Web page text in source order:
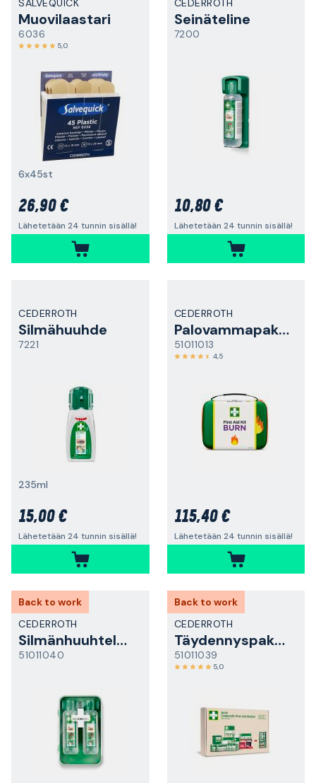
SALVEQUICK
Muovilaastari
6036
5,0
6x45st
26,90 €
Lähetetään 24 tunnin sisällä!
CEDERROTH
Seinäteline
7200
10,80 €
Lähetetään 24 tunnin sisällä!
CEDERROTH
Silmähuuhde
7221
235ml
15,00 €
Lähetetään 24 tunnin sisällä!
CEDERROTH
Palovammapakkaus
51011013
4,5
115,40 €
Lähetetään 24 tunnin sisällä!
Back to work
CEDERROTH
Silmänhuuhtelukaappi
51011040
Back to work
CEDERROTH
Täydennyspakkaus
51011039
5,0